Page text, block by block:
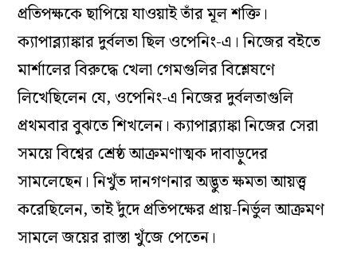
প্রতিপক্ষকে ছাপিয়ে যাওয়াই তাঁর মূল শক্তি।
ক্যাপাব্ল্যাঙ্কার দুর্বলতা ছিল ওপেনিং-এ। নিজের বইতে
মার্শালের বিরুদ্ধে খেলা গেমগুলির বিশ্লেষণে
লিখেছিলেন যে, ওপেনিং-এ নিজের দুর্বলতাগুলি
প্রথমবার বুঝতে শিখলেন। ক্যাপাব্ল্যাঙ্কা নিজের সেরা
সময়ে বিশ্বের শ্রেষ্ঠ আক্রমণাত্মক দাবাড়ুদের
সামলেছেন। নিখুঁত দানগণনার অদ্ভুত ক্ষমতা আয়ত্ত্ব
করেছিলেন, তাই দুঁদে প্রতিপক্ষের প্রায়-নির্ভুল আক্রমণ
সামলে জয়ের রাস্তা খুঁজে পেতেন।